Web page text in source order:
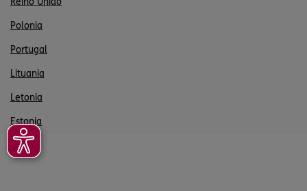
Polonia
Portugal
Lituania
Letonia
Estonia